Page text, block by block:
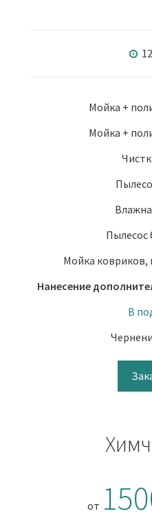
Мойка +
Мойка +
Пылесос
Мойка ковриков,
Нанесение
В
от